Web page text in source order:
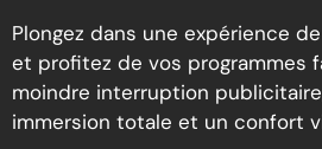
Plongez dans une expérience
et profitez de vos programmes
moindre interruption
immersion totale et un confort